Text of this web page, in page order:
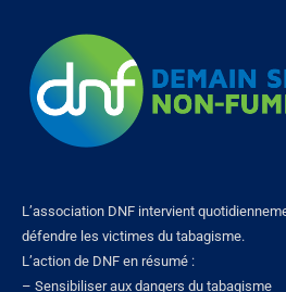
L’association DNF intervient
défendre les victimes du tabagisme.
L’action de DNF en résumé :
– Sensibiliser aux dangers du tabagisme